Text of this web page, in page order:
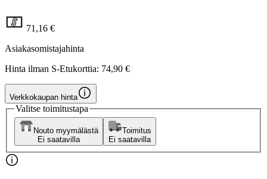
71,16 €
Asiakasomistajahinta
Hinta ilman S-Etukorttia: 74,90 €
Verkkokaupan hinta
Valitse toimitustapa
Nouto myymälästä
Ei saatavilla
Toimitus
Ei saatavilla